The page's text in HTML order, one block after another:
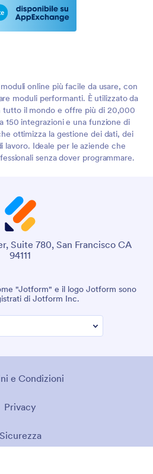
online più facile da usare, con
moduli performanti. È utilizzato da
tutto il mondo e offre più di 20,000
150 integrazioni e una funzione di
ottimizza la gestione dei dati, dei
lavoro. Ideale per le aziende che
senza dover programmare.
Suite 780, San Francisco CA
94111
"Jotform" e il logo Jotform sono
di Jotform Inc.
e Condizioni
Privacy
Sicurezza